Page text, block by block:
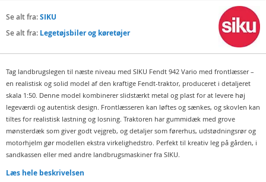
Se alt fra:SIKU
Se alt fra: Legetøjsbiler og køretøjer
Tag landbrugslegen til næste niveau med SIKU Fendt 942 Vario med frontlæsser –
en realistisk og solid model af den kraftige Fendt-traktor, produceret i detaljeret
skala 1:50. Denne model kombinerer slidstærkt metal og plast for at levere høj
legeværdi og autentisk design. Frontlæsseren kan løftes og sænkes, og skovlen kan
tiltes for realistisk lastning og losning. Traktoren har gummidæk med grove
mønsterdæk som giver godt vejgreb, og detaljer som førerhus, udstødningsrør og
motorhjelm gør modellen ekstra virkelighedstro. Perfekt til kreativ leg på gården, i
sandkassen eller med andre landbrugsmaskiner fra SIKU.
Læs hele beskrivelsen